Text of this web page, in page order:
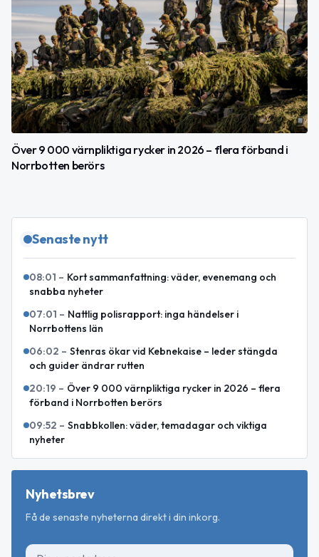
Över 9 000 värnpliktiga rycker in 2026 – flera förband i
Norrbotten berörs
Senaste nytt
08:01 – Kort sammanfattning: väder, evenemang och
snabba nyheter
07:01 – Nattlig polisrapport: inga händelser i
Norrbottens län
06:02 – Stenras ökar vid Kebnekaise – leder stängda
och guider ändrar rutten
20:19 – Över 9 000 värnpliktiga rycker in 2026 – flera
förband i Norrbotten berörs
09:52 – Snabbkollen: väder, temadagar och viktiga
nyheter
Nyhetsbrev
Få de senaste nyheterna direkt i din inkorg.